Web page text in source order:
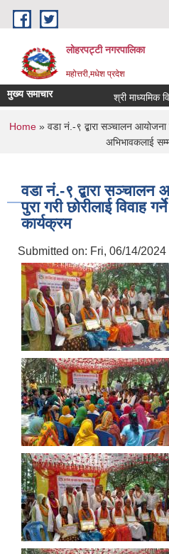
Skip to main content
लोहरपट्टी नगरपालिका
महोत्तरी,मधेश प्रदेश
मुख्य समाचार
You are here
Home» वडा नं.-९ द्बारा सञ्चालन आयोजना
अभिभावकलाई
वडा नं.-९ द्बारा सञ्चालन
पुरा गरी छोरीलाई विवाह
कार्यक्रम
Submitted on: Fri, 06/14/2024